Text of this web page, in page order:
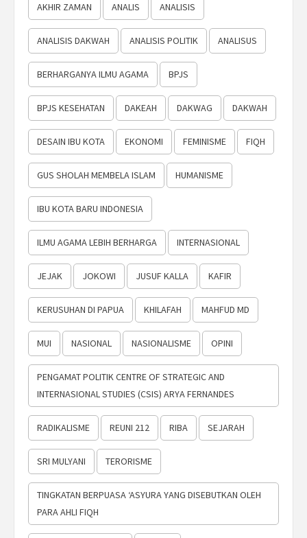
AKHIR ZAMAN ANALIS ANALISIS
ANALISIS DAKWAH ANALISIS POLITIK ANALISUS
BERHARGANYA ILMU AGAMA BPJS
BPJS KESEHATAN DAKEAH DAKWAG DAKWAH
DESAIN IBU KOTA EKONOMI FEMINISME FIQH
GUS SHOLAH MEMBELA ISLAM HUMANISME
IBU KOTA BARU INDONESIA
ILMU AGAMA LEBIH BERHARGA INTERNASIONAL
JEJAK JOKOWI JUSUF KALLA KAFIR
KERUSUHAN DI PAPUA KHILAFAH MAHFUD MD
MUI NASIONAL NASIONALISME OPINI
PENGAMAT POLITIK CENTRE OF STRATEGIC AND
INTERNASIONAL STUDIES (CSIS) ARYA FERNANDES
RADIKALISME REUNI 212 RIBA SEJARAH
SRI MULYANI TERORISME
TINGKATAN BERPUASA ‘ASYURA YANG DISEBUTKAN OLEH
PARA AHLI FIQH